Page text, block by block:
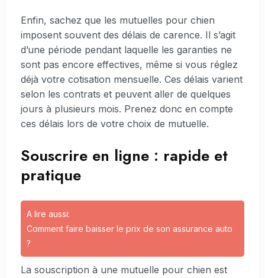
Enfin, sachez que les mutuelles pour chien
imposent souvent des délais de carence. Il s’agit
d’une période pendant laquelle les garanties ne
sont pas encore effectives, même si vous réglez
déjà votre cotisation mensuelle. Ces délais varient
selon les contrats et peuvent aller de quelques
jours à plusieurs mois. Prenez donc en compte
ces délais lors de votre choix de mutuelle.
Souscrire en ligne : rapide et
pratique
A lire aussi:
Comment faire baisser le prix de son assurance auto
?
La souscription à une mutuelle pour chien est